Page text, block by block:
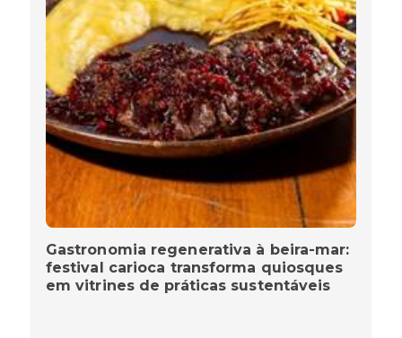
Gastronomia regenerativa à beira-mar:
festival carioca transforma quiosques
em vitrines de práticas sustentáveis